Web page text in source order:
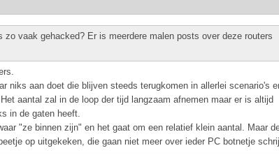
zo vaak gehacked? Er is meerdere malen posts over deze routers
niks aan doet die blijven steeds terugkomen in allerlei scenario's
aantal zal in de loop der tijd langzaam afnemen maar er is altijd
in de gaten heeft.
"ze binnen zijn" en het gaat om een relatief klein aantal. Maar
op uitgekeken, die gaan niet meer over ieder PC botnetje